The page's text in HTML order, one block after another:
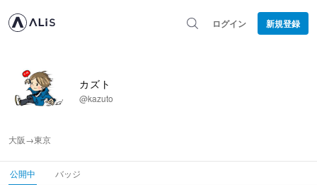
ログイン 新規登録
カズト
@kazuto
大阪→東京
公開中 バッジ